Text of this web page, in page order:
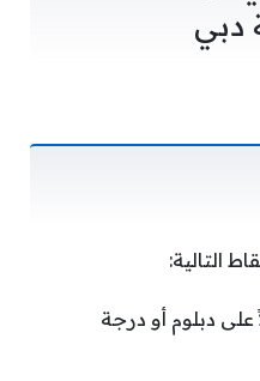
دبي
التالية:
دبلوم أو درجة